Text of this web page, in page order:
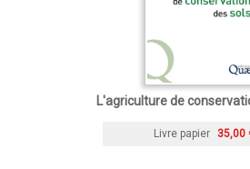
L'agriculture de
Livre papier 35,00